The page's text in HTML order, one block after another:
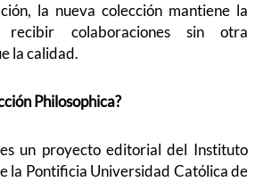
la nueva colección mantiene la
colaboraciones sin otra
la calidad.
Philosophica?
es un proyecto editorial del Instituto
la Pontificia Universidad Católica de